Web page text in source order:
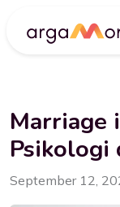
Marriage
Psikologi
September 12,